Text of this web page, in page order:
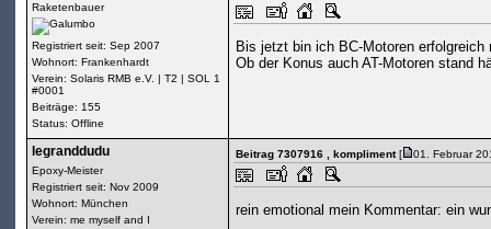
Raketenbauer
Registriert seit: Sep 2007
Wohnort: Frankenhardt
Verein: Solaris RMB e.V. | T2 | SOL 1
#0001
Beiträge: 155
Status: Offline
Bis jetzt bin ich BC-Motoren
Ob der Konus auch AT-Motoren stand
legranddudu
Epoxy-Meister
Registriert seit: Nov 2009
Wohnort: München
Verein: me myself and I
Beitrag 7307916 , kompliment[ 01. Februar
rein emotional mein Kommentar: ein